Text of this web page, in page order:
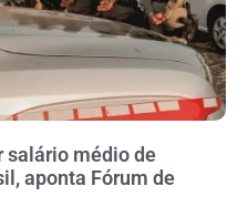
salário médio de
aponta Fórum de